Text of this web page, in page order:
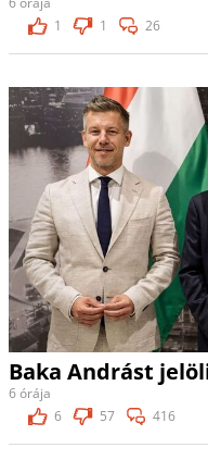
1
1 26
Baka Andrást
6 órája
6
57 416